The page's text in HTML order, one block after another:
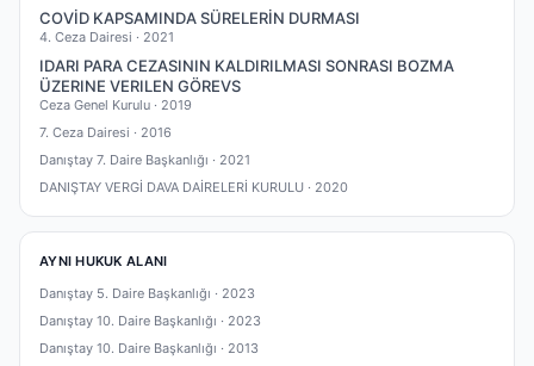
COVİD KAPSAMINDA SÜRELERİN DURMASI
4. Ceza Dairesi · 2021
IDARI PARA CEZASININ KALDIRILMASI SONRASI BOZMA
ÜZERINE VERILEN GÖREVS
Ceza Genel Kurulu · 2019
7. Ceza Dairesi · 2016
Danıştay 7. Daire Başkanlığı · 2021
DANIŞTAY VERGİ DAVA DAİRELERİ KURULU · 2020
AYNI HUKUK ALANI
Danıştay 5. Daire Başkanlığı · 2023
Danıştay 10. Daire Başkanlığı · 2023
Danıştay 10. Daire Başkanlığı · 2013